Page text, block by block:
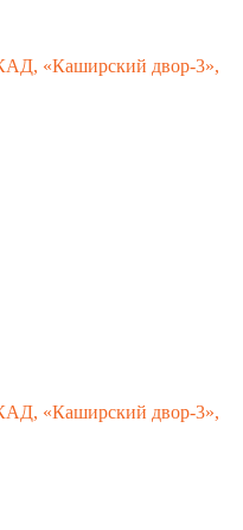
«Каширский двор-3»,
«Каширский двор-3»,